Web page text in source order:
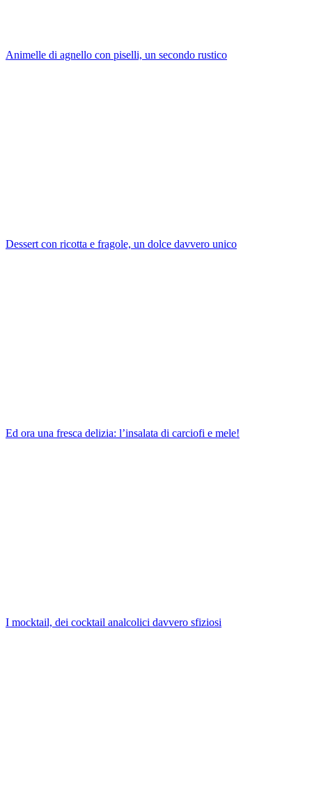
Animelle di agnello con piselli, un secondo rustico
Dessert con ricotta e fragole, un dolce davvero unico
Ed ora una fresca delizia: l’insalata di carciofi e mele!
I mocktail, dei cocktail analcolici davvero sfiziosi